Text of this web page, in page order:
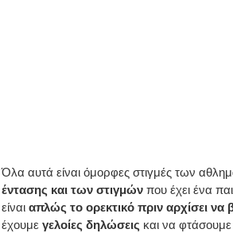
Όλα αυτά είναι όμορφες στιγμές των
έντασης και των στιγμώνπου έχει ένα
είναιαπλώς το ορεκτικό πριν αρχίσει να
έχουμεγελοίες δηλώσεις και να φτάσουμε